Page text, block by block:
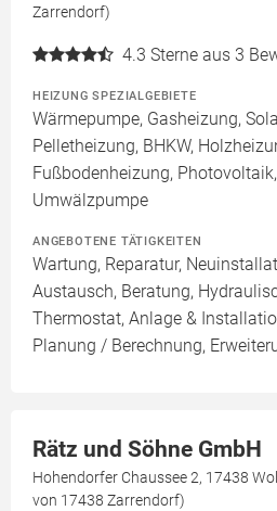
Zarrendorf)
4.3 Sterne aus 3
HEIZUNG SPEZIALGEBIETE
Wärmepumpe, Gasheizung,
Pelletheizung, BHKW,
Fußbodenheizung,
Umwälzpumpe
ANGEBOTENE TÄTIGKEITEN
Wartung, Reparatur,
Austausch, Beratung,
Thermostat, Anlage &
Planung / Berechnung,
Rätz und Söhne GmbH
Hohendorfer Chaussee 2, 17438
von 17438 Zarrendorf)